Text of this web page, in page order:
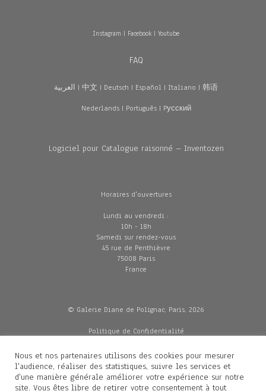
Instagram | Facebook| Youtube
FAQ
العربية | 中文 | Deutsch | Español | Italiano | 韩语
Nederlands| Português| Pусский
Logiciel pour Catalogue raisonné – Inventozen
Horaires d'ouvertures
Lundi au vendredi :
10h - 18h
Samedi sur rendez-vous
45 rue de Penthièvre
75008 Paris
France
© Galerie Diane de Polignac, Paris, 2026
Politique de Confidentialité
Mentions légales
Livraisons
Nous et nos partenaires utilisons des cookies pour mesurer
l'audience, réaliser des statistiques, suivre les services et
d'une manière générale améliorer votre expérience sur notre
site. Vous êtes libre de retirer votre consentement à tout